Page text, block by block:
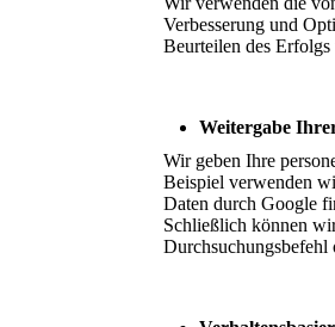
Verbesserung und
Beurteilen des
Weitergabe
Wir geben Ihre
Beispiel verwenden
Daten durch Google
Schließlich können
Durchsuchungsbefehl